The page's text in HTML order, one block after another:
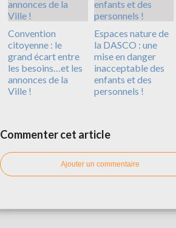
Convention
citoyenne : le
grand écart entre
les besoins…et les
annonces de la
Ville !
Espaces nature de
la DASCO : une
mise en danger
inacceptable des
enfants et des
personnels !
Commenter cet article
Ajouter un commentaire